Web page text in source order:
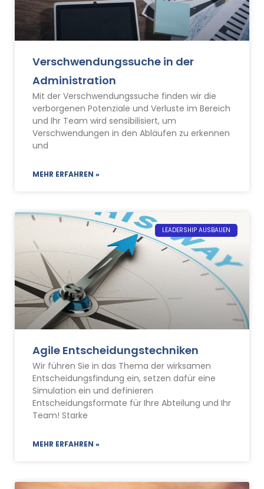
Verschwendungssuche in der
Administration
Mit der Verschwendungssuche finden wir die
verborgenen Potenziale und Verluste im Bereich
und Ihr Team wird sensibilisiert, um
Verschwendungen in den Abläufen zu erkennen
und
MEHR ERFAHREN »
LEADERSHIP AUSBAUEN
Agile Entscheidungstechniken
Wir führen Sie in das Thema der wirksamen
Entscheidungsfindung ein, setzen dafür eine
Simulation ein und definieren
Entscheidungsformate für Ihre Abteilung und Ihr
Team! Starke
MEHR ERFAHREN »